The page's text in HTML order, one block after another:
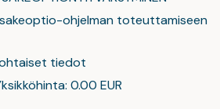
ohjelman toteuttamiseen
tiedot
0.00 EUR